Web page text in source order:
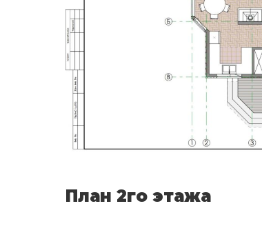
План 2го этажа